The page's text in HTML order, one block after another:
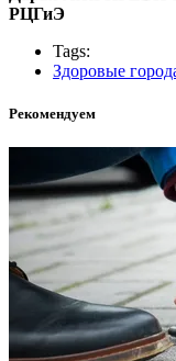
РЦГиЭ
Tags:
Здоровые
Рекомендуем